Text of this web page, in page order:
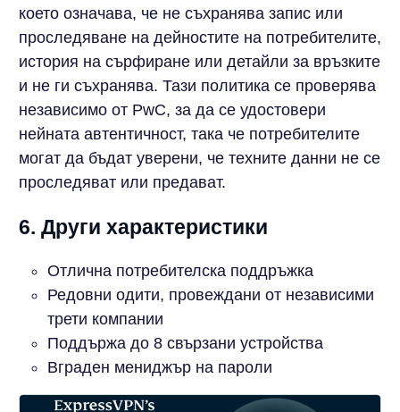
което означава, че не съхранява запис или
проследяване на дейностите на потребителите,
история на сърфиране или детайли за връзките
и не ги съхранява. Тази политика се проверява
независимо от PwC, за да се удостовери
нейната автентичност, така че потребителите
могат да бъдат уверени, че техните данни не се
проследяват или предават.
6. Други характеристики
Отлична потребителска поддръжка
Редовни одити, провеждани от независими
трети компании
Поддържа до 8 свързани устройства
Вграден мениджър на пароли